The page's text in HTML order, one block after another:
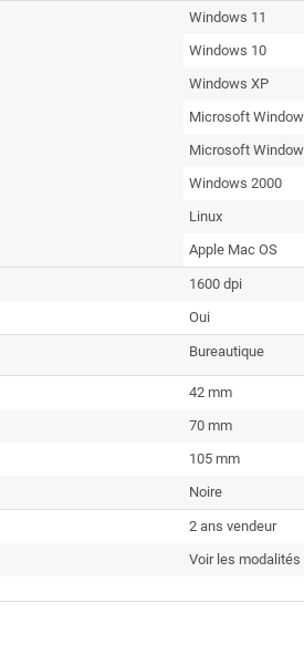
Windows 11
Windows 10
Windows XP
Microsoft
Microsoft
Windows 2000
Linux
Apple Mac OS
1600 dpi
Oui
Bureautique
42 mm
70 mm
105 mm
Noire
2 ans vendeur
Voir les modalités